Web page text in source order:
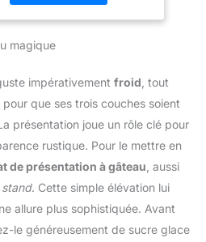
éclaboussures
Réglable 8 + P】 Vous
avez le choix entre 6
adaptées à différentes
préparations
alimentaires. Niveau 1-5,
adapté au pétrissage de
adapté au mélange
salade/beurre ; niveau 6-
d'utilisation : Poignée
ergonomique et bouton
d'éjection pratique pour
une utilisation
changement rapide des
accessoires. Compact et
pratique pour un usage
quotidien : Léger, doté
d'un design compact, ce
mixeur est facile à ranger
et parfait pour toutes vos
tâches de cuisine.
cachemire</li> </ul>
magique
impérativement froid , tout
que ses trois couches soient
présentation joue un rôle clé pour
rustique. Pour le mettre en
de présentation à gâteau , aussi
. Cette simple élévation lui
allure plus sophistiquée. Avant
le généreusement de sucre glace